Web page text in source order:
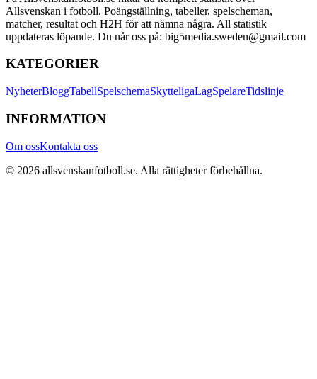
Allsvenskan i fotboll. Poängställning, tabeller, spelscheman,
matcher, resultat och H2H för att nämna några. All statistik
uppdateras löpande. Du når oss på: big5media.sweden@gmail.com
KATEGORIER
NyheterBloggTabellSpelschemaSkytteligaLagSpelareTidslinje
INFORMATION
Om ossKontakta oss
© 2026 allsvenskanfotboll.se. Alla rättigheter förbehållna.